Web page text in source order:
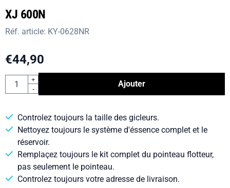
XJ 600N
Réf. article: KY-0628NR
€44,90
Quantité
+
-
Ajouter
Controlez toujours la taille des gicleurs.
Nettoyez toujours le système d'éssence complet et le
réservoir.
Remplaçez toujours le kit complet du pointeau flotteur,
pas seulement le pointeau.
Controlez toujours votre adresse de livraison.